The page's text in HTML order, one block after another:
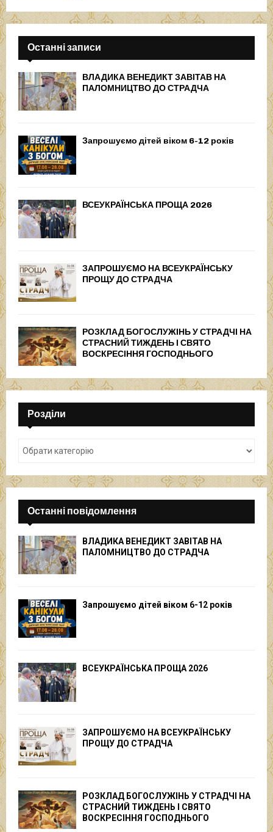
Останні записи
ВЛАДИКА ВЕНЕДИКТ ЗАВІТАВ НА
ПАЛОМНИЦТВО ДО СТРАДЧА
Запрошуємо дітей віком 6-12 років
ВСЕУКРАЇНСЬКА ПРОЩА 2026
ЗАПРОШУЄМО НА ВСЕУКРАЇНСЬКУ
ПРОЩУ ДО СТРАДЧА
РОЗКЛАД БОГОСЛУЖІНЬ У СТРАДЧІ НА
СТРАСНИЙ ТИЖДЕНЬ І СВЯТО
ВОСКРЕСІННЯ ГОСПОДНЬОГО
Розділи
Останні повідомлення
ВЛАДИКА ВЕНЕДИКТ ЗАВІТАВ НА
ПАЛОМНИЦТВО ДО СТРАДЧА
Запрошуємо дітей віком 6-12 років
ВСЕУКРАЇНСЬКА ПРОЩА 2026
ЗАПРОШУЄМО НА ВСЕУКРАЇНСЬКУ
ПРОЩУ ДО СТРАДЧА
РОЗКЛАД БОГОСЛУЖІНЬ У СТРАДЧІ НА
СТРАСНИЙ ТИЖДЕНЬ І СВЯТО
ВОСКРЕСІННЯ ГОСПОДНЬОГО